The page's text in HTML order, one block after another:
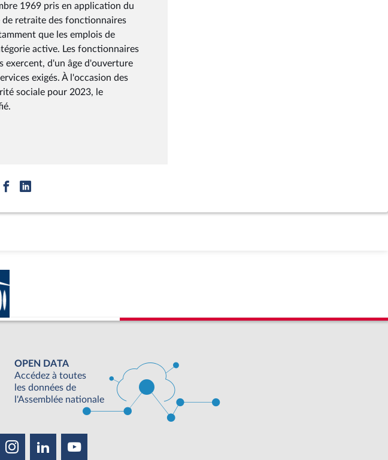
1969 pris en application du
retraite des fonctionnaires
que les emplois de
active. Les fonctionnaires
exercent, d'un âge d'ouverture
exigés. À l'occasion des
sociale pour 2023, le
OPEN DATA
Accédez à toutes
les données de
l'Assemblée nationale